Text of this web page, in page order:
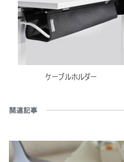
ケーブルホルダー
関連記事